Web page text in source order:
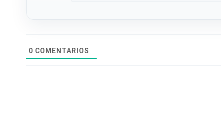
0 COMENTARIOS